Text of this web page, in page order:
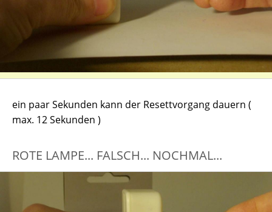
ein paar Sekunden kann der Resettvorgang dauern (
max. 12 Sekunden )
ROTE LAMPE... FALSCH... NOCHMAL...